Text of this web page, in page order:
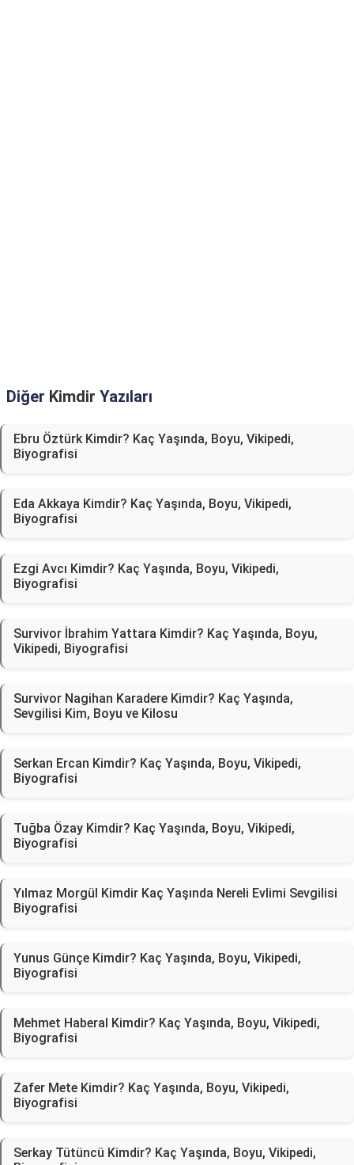
Diğer Kimdir Yazıları
Ebru Öztürk Kimdir? Kaç Yaşında, Boyu, Vikipedi,
Biyografisi
Eda Akkaya Kimdir? Kaç Yaşında, Boyu, Vikipedi,
Biyografisi
Ezgi Avcı Kimdir? Kaç Yaşında, Boyu, Vikipedi,
Biyografisi
Survivor İbrahim Yattara Kimdir? Kaç Yaşında, Boyu,
Vikipedi, Biyografisi
Survivor Nagihan Karadere Kimdir? Kaç Yaşında,
Sevgilisi Kim, Boyu ve Kilosu
Serkan Ercan Kimdir? Kaç Yaşında, Boyu, Vikipedi,
Biyografisi
Tuğba Özay Kimdir? Kaç Yaşında, Boyu, Vikipedi,
Biyografisi
Yılmaz Morgül Kimdir Kaç Yaşında Nereli Evlimi Sevgilisi
Biyografisi
Yunus Günçe Kimdir? Kaç Yaşında, Boyu, Vikipedi,
Biyografisi
Mehmet Haberal Kimdir? Kaç Yaşında, Boyu, Vikipedi,
Biyografisi
Zafer Mete Kimdir? Kaç Yaşında, Boyu, Vikipedi,
Biyografisi
Serkay Tütüncü Kimdir? Kaç Yaşında, Boyu, Vikipedi,